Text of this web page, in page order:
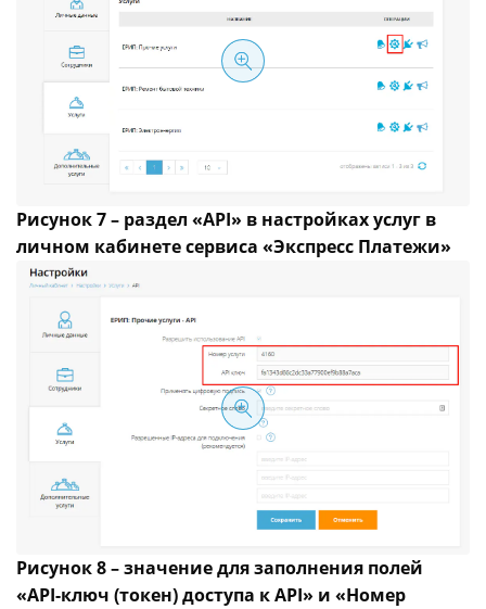
Рисунок 7 – раздел «API» в настройках услуг в
личном кабинете сервиса «Экспресс Платежи»
Рисунок 8 – значение для заполнения полей
«API-ключ (токен) доступа к API» и «Номер